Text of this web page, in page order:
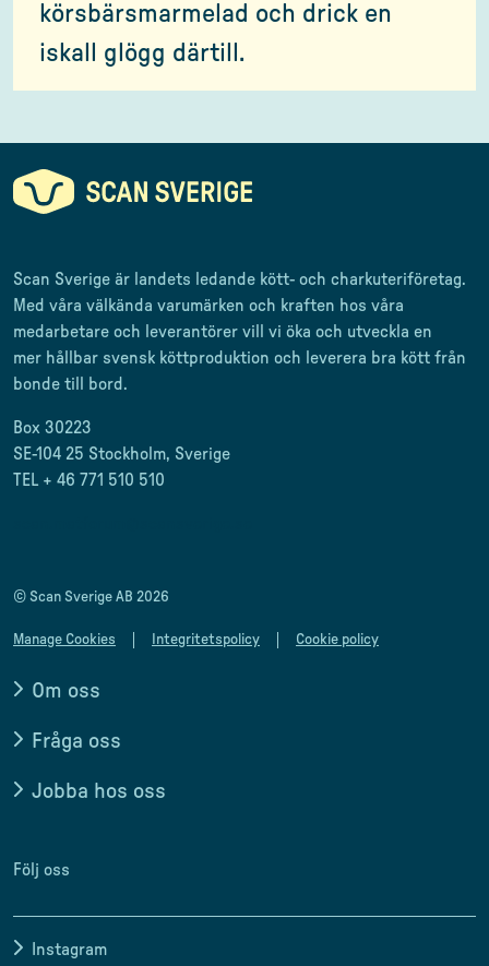
körsbärsmarmelad och drick en
iskall glögg därtill.
Scan Sverige är landets ledande kött- och charkuteriföretag.
Med våra välkända varumärken och kraften hos våra
medarbetare och leverantörer vill vi öka och utveckla en
mer hållbar svensk köttproduktion och leverera bra kött från
bonde till
bord.
Box 30223
SE-104 25 Stockholm, Sverige
TEL + 46 771 510 510
© Scan Sverige AB 2026
Manage Cookies Integritetspolicy Cookie policy
Om oss
Fråga oss
Jobba hos oss
Följ oss
Instagram